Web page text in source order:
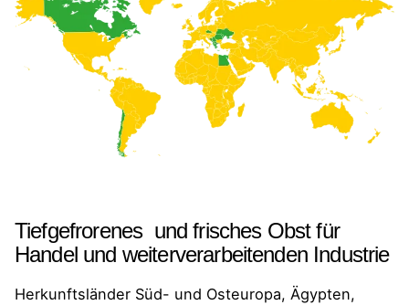
Tiefgefrorenes und frisches Obst für
Handel und weiterverarbeitenden Industrie
Herkunftsländer Süd- und Osteuropa, Ägypten,